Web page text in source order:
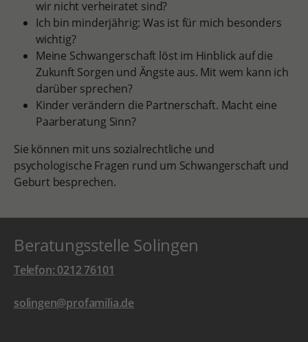
wir nicht verheiratet sind?
Ich bin minderjährig: Was ist für mich besonders
wichtig?
Meine Schwangerschaft löst im Hinblick auf die
Zukunft Sorgen und Ängste aus. Mit wem kann ich
darüber sprechen?
Kinder verändern die Partnerschaft. Macht eine
Paarberatung Sinn?
Sie können mit uns sozialrechtliche und
psychologische Fragen rund um Schwangerschaft und
Geburt besprechen.
Beratungsstelle Solingen
Telefon: 0212 76101
solingen@profamilia.de